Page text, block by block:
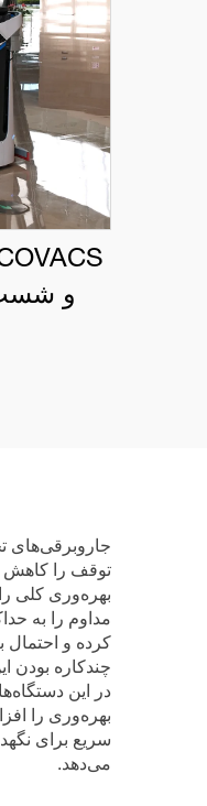
و
جاروبرقی‌های
توقف را کاهش
بهره‌وری کلی
مداوم را به
کرده و
چندکاره بودن
در این
بهره‌وری را
سریع برای
می‌دهد.